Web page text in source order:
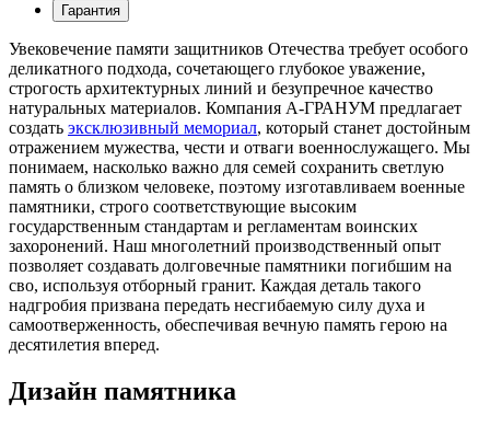
Гарантия
Увековечение памяти защитников Отечества требует особого
деликатного подхода, сочетающего глубокое уважение,
строгость архитектурных линий и безупречное качество
натуральных материалов. Компания А-ГРАНУМ предлагает
создать эксклюзивный мемориал, который станет достойным
отражением мужества, чести и отваги военнослужащего. Мы
понимаем, насколько важно для семей сохранить светлую
память о близком человеке, поэтому изготавливаем военные
памятники, строго соответствующие высоким
государственным стандартам и регламентам воинских
захоронений. Наш многолетний производственный опыт
позволяет создавать долговечные памятники погибшим на
сво, используя отборный гранит. Каждая деталь такого
надгробия призвана передать несгибаемую силу духа и
самоотверженность, обеспечивая вечную память герою на
десятилетия вперед.
Дизайн памятника